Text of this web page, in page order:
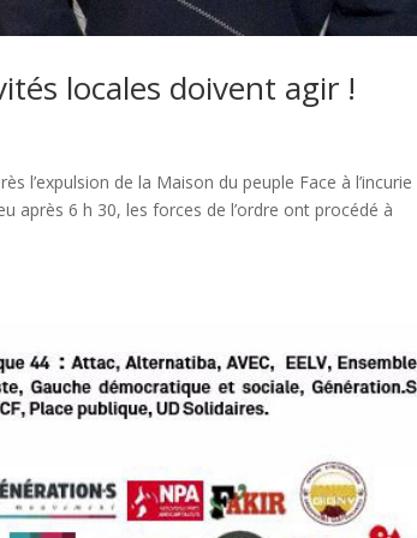
locales doivent agir !
l’expulsion de la Maison du peuple Face à l’incurie
après 6 h 30, les forces de l’ordre ont procédé à